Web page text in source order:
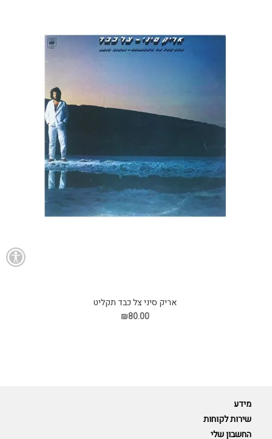
אריק סיני צל כבד תקליט
₪80.00
מידע
שירות לקוחות
החשבון שלי